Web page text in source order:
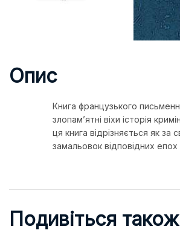
Опис
Книга французького
злопам’ятні віхи історія
ця книга відрізняється як
замальовок відповідних епох
Подивіться також